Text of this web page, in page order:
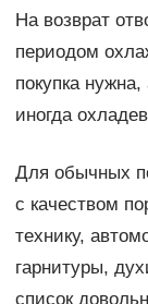
На возврат
периодом
покупка
иногда
Для обычных
с качеством
технику,
гарнитуры,
список